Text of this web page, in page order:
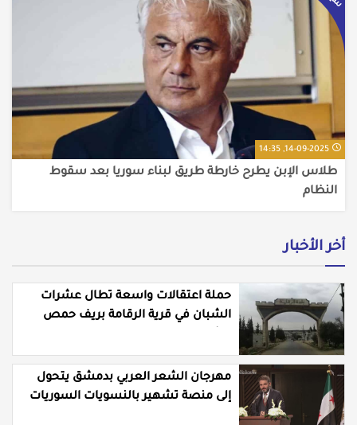
14-09-2025, 14:35
طلاس الإبن يطرح خارطة طريق لبناء سوريا بعد سقوط
النظام
أخر الأخبار
حملة اعتقالات واسعة تطال عشرات
الشبان في قرية الرقامة بريف حمص
مهرجان الشعر العربي بدمشق يتحول
إلى منصة تشهير بالنسويات السوريات